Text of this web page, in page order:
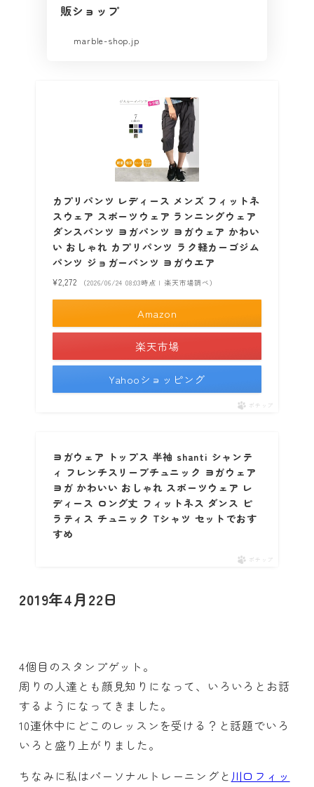
販ショップ
marble-shop.jp
カプリパンツ レディース メンズ フィットネ
スウェア スポーツウェア ランニングウェア
ダンスパンツ ヨガパンツ ヨガウェア かわい
い おしゃれ カプリパンツ ラク軽カーゴジム
パンツ ジョガーパンツ ヨガウエア
¥2,272 （2026/06/24 08:03時点 | 楽天市場調べ）
Amazon
楽天市場
Yahooショッピング
ポチップ
ヨガウェア トップス 半袖 shanti シャンテ
ィ フレンチスリーブチュニック ヨガウェア
ヨガ かわいい おしゃれ スポーツウェア レ
ディース ロング丈 フィットネス ダンス ピ
ラティス チュニック Tシャツ セットでおす
すめ
ポチップ
2019年4月22日
4個目のスタンプゲット。
周りの人達とも顔見知りになって、いろいろとお話
するようになってきました。
10連休中にどこのレッスンを受ける？と話題でいろ
いろと盛り上がりました。
ちなみに私はパーソナルトレーニングと川口フィッ